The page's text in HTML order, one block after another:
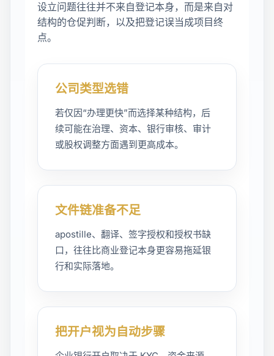
设立问题往往并不来自登记本身，而是来自对
结构的仓促判断，以及把登记误当成项目终
点。
公司类型选错
若仅因“办理更快”而选择某种结构，后
续可能在治理、资本、银行审核、审计
或股权调整方面遇到更高成本。
文件链准备不足
apostille、翻译、签字授权和授权书缺
口，往往比商业登记本身更容易拖延银
行和实际落地。
把开户视为自动步骤